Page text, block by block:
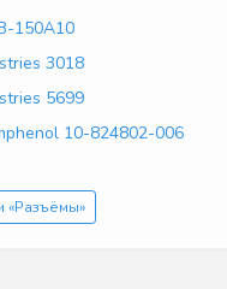
150A10
3018
5699
10-824802-006
«Разъёмы»